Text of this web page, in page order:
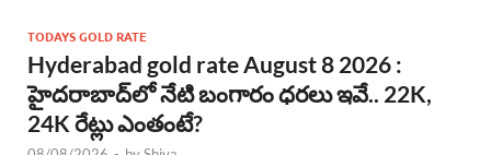
TODAYS GOLD RATE
Hyderabad gold rate August 8 2026 :
హైదరాబాద్‌లో నేటి బంగారం ధరలు ఇవే.. 22K,
24K రేట్లు ఎంతంటే?